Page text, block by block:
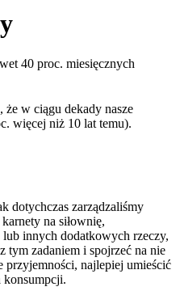
40 proc. miesięcznych
w ciągu dekady nasze
więcej niż 10 lat temu).
dotychczas zarządzaliśmy
na siłownię,
innych dodatkowych rzeczy,
tym zadaniem i spojrzeć na nie
przyjemności, najlepiej umieścić
konsumpcji.